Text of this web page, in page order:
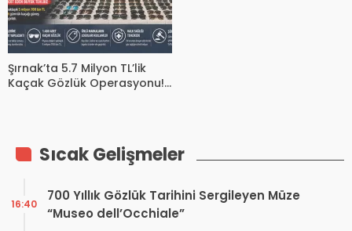
Şırnak’ta 5.7 Milyon TL’lik
Kaçak Gözlük Operasyonu!
Sıcak Gelişmeler
700 Yıllık Gözlük Tarihini Sergileyen Müze
“Museo dell’Occhiale”
16:40